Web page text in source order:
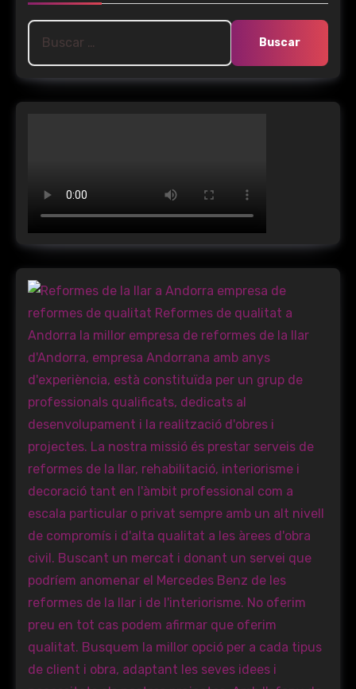
Buscar: